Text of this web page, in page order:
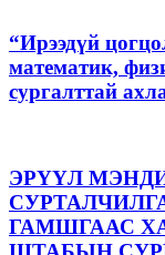
“Ирээдүй
математик,
сургалттай
ЭРҮҮЛ
ГАМШГААС